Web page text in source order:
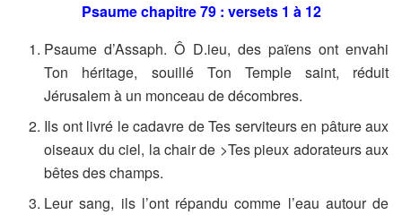
Psaume chapitre 79 : versets 1 à 12
Psaume d’Assaph. Ô D.ieu, des païens ont envahi
Ton héritage, souillé Ton Temple saint, réduit
Jérusalem à un monceau de décombres.
Ils ont livré le cadavre de Tes serviteurs en pâture aux
oiseaux du ciel, la chair de >Tes pieux adorateurs aux
bêtes des champs.
Leur sang, ils l’ont répandu comme l’eau autour de